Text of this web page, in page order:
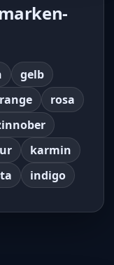
gelb
rosa
karmin
indigo